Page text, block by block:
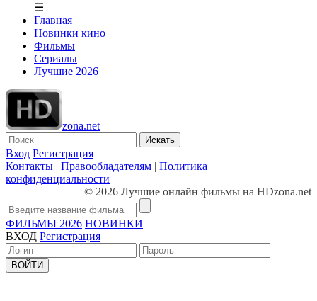
☰
Главная
Новинки кино
Фильмы
Сериалы
Лучшие 2026
zona.net
Искать
Вход Регистрация
Контакты | Правообладателям | Политика
конфиденциальности
© 2026 Лучшие онлайн фильмы на HDzona.net
ФИЛЬМЫ 2026 НОВИНКИ
ВХОД Регистрация